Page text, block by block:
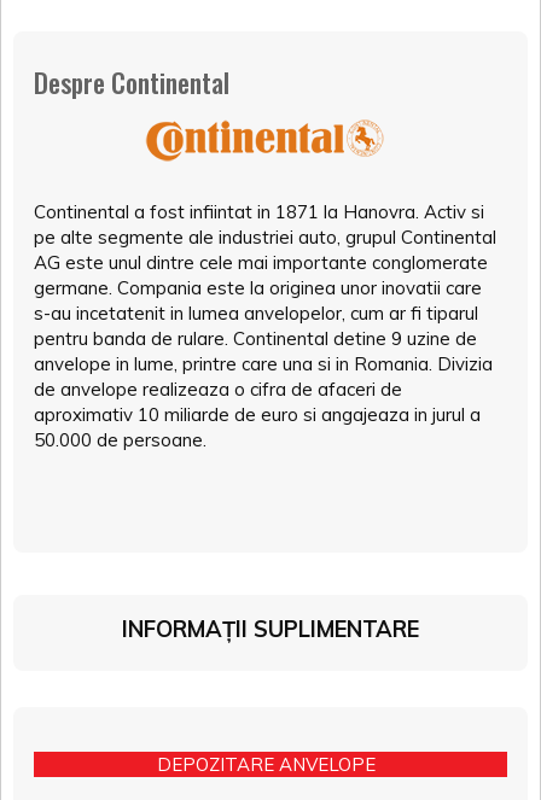
Despre Continental
Continental a fost infiintat in 1871 la Hanovra. Activ si
pe alte segmente ale industriei auto, grupul Continental
AG este unul dintre cele mai importante conglomerate
germane. Compania este la originea unor inovatii care
s-au incetatenit in lumea anvelopelor, cum ar fi tiparul
pentru banda de rulare. Continental detine 9 uzine de
anvelope in lume, printre care una si in Romania. Divizia
de anvelope realizeaza o cifra de afaceri de
aproximativ 10 miliarde de euro si angajeaza in jurul a
50.000 de persoane.
INFORMAȚII SUPLIMENTARE
DEPOZITARE ANVELOPE